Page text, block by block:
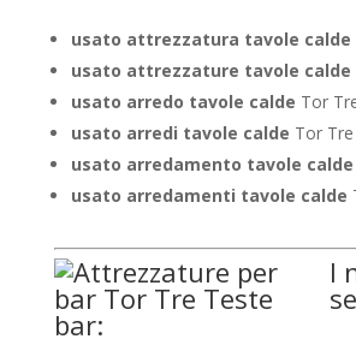
usato attrezzatura tavole calde
usato attrezzature tavole calde
usato arredo tavole calde Tor
usato arredi tavole calde Tor
usato arredamento tavole calde
usato arredamenti tavole calde
I
bar: